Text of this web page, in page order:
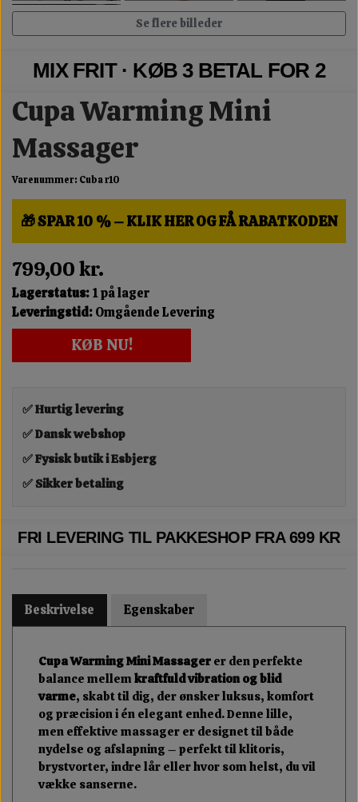
Se flere billeder
MIX FRIT · KØB 3 BETAL FOR 2
Cupa Warming Mini
Massager
Varenummer: Cuba r10
🎁 SPAR 10 % – KLIK HER OG FÅ RABATKODEN
799,00 kr.
Lagerstatus:1 på lager
Leveringstid:Omgående Levering
KØB NU!
✅ Hurtig levering
✅ Dansk webshop
✅ Fysisk butik i Esbjerg
✅ Sikker betaling
FRI LEVERING TIL PAKKESHOP FRA 699 KR
Beskrivelse Egenskaber
Cupa Warming Mini Massager er den perfekte
balance mellemkraftfuld vibration og blid
varme, skabt til dig, der ønsker luksus, komfort
og præcision i én elegant enhed. Denne lille,
men effektive massager er designet til både
nydelse og afslapning – perfekt til klitoris,
brystvorter, indre lår eller hvor som helst, du vil
vække sanserne.